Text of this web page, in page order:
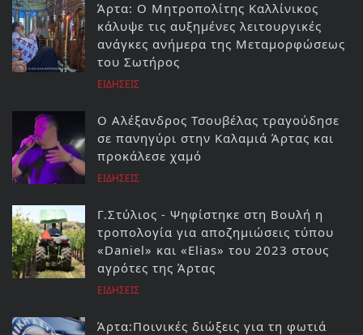
Άρτα: Ο Μητροπολίτης Καλλίνικος
κάλυψε τις αυξημένες λειτουργικές
ανάγκες ανήμερα της Μεταμορφώσεως
του Σωτήρος
ΕΙΔΗΣΕΙΣ
Ο Αλέξανδρος Τσουβέλας τραγούδησε
σε πανηγύρι στην Καλαμιά Άρτας και
προκάλεσε χαμό
ΕΙΔΗΣΕΙΣ
Γ.Στύλιος - Ψηφίστηκε στη Βουλή η
τροπολογία για αποζημιώσεις τύπου
«Daniel» και «Elias» του 2023 στους
αγρότες της Άρτας
ΕΙΔΗΣΕΙΣ
Άρτα:Ποινικές διώξεις για τη φωτιά